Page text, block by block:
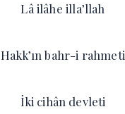
Lâ ilâhe illa’llah
Hakk’ın bahr-i rahmeti
İki cihân devleti